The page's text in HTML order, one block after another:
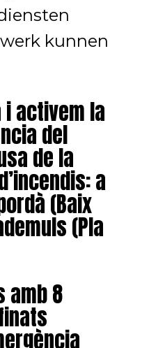
kunnen
i activem la
del
de la
a
(Baix
(Pla
amb 8